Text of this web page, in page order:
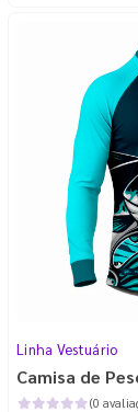
Linha Vestuário
Camisa de
(0